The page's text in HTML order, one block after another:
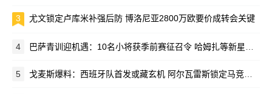
3 尤文锁定卢库米补强后防 博洛尼亚2800万欧要价成转会关键
4 巴萨青训迎机遇：10名小将获季前赛征召令 哈姆扎等新星在列
5 戈麦斯爆料：西班牙队首发或藏玄机 阿尔瓦雷斯锁定马竞新赛季蓝图